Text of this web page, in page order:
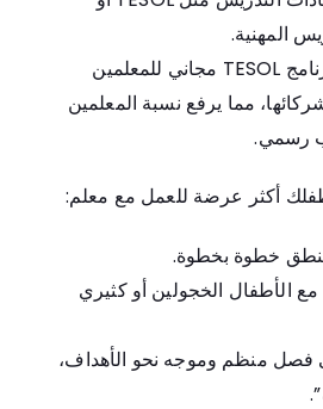
توفير الوصول إلى برنامج TESOL مجاني للمعلمين
مما يرفع نسبة المعلمين
رسمي.
أكثر عرضة للعمل مع معلم:
خطوة بخطوة.
الأطفال الخجولين أو كثيري
فصل منظم وموجه نحو الأهداف،